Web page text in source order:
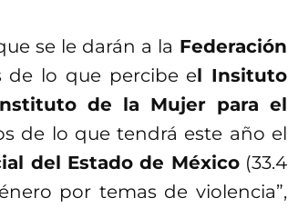
se le darán a la Federación
de lo que percibe el Insituto
de la Mujer para el
de lo que tendrá este año el
del Estado de México(33.4
por temas de violencia”,